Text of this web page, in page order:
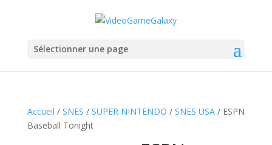
Sélectionner une page
Accueil / SNES / SUPER NINTENDO / SNES USA/ ESPN
Baseball Tonight